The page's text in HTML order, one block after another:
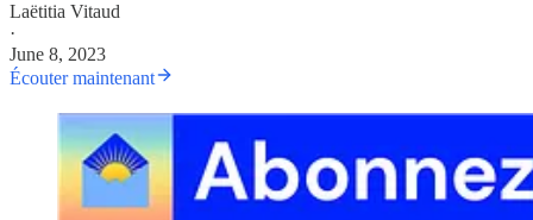
Laëtitia Vitaud
·
June 8, 2023
Écouter maintenant